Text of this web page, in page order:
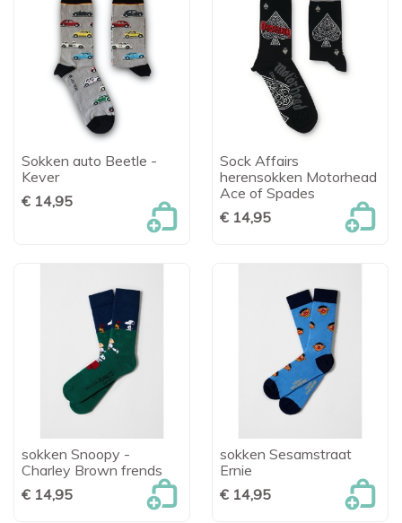
Sokken auto Beetle -
Kever
€ 14,95
Sock Affairs
herensokken Motorhead
Ace of Spades
€ 14,95
sokken Snoopy -
Charley Brown frends
€ 14,95
sokken Sesamstraat
Ernie
€ 14,95